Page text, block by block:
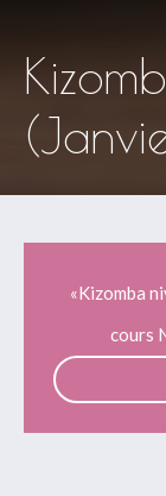
«Kizomba
cours